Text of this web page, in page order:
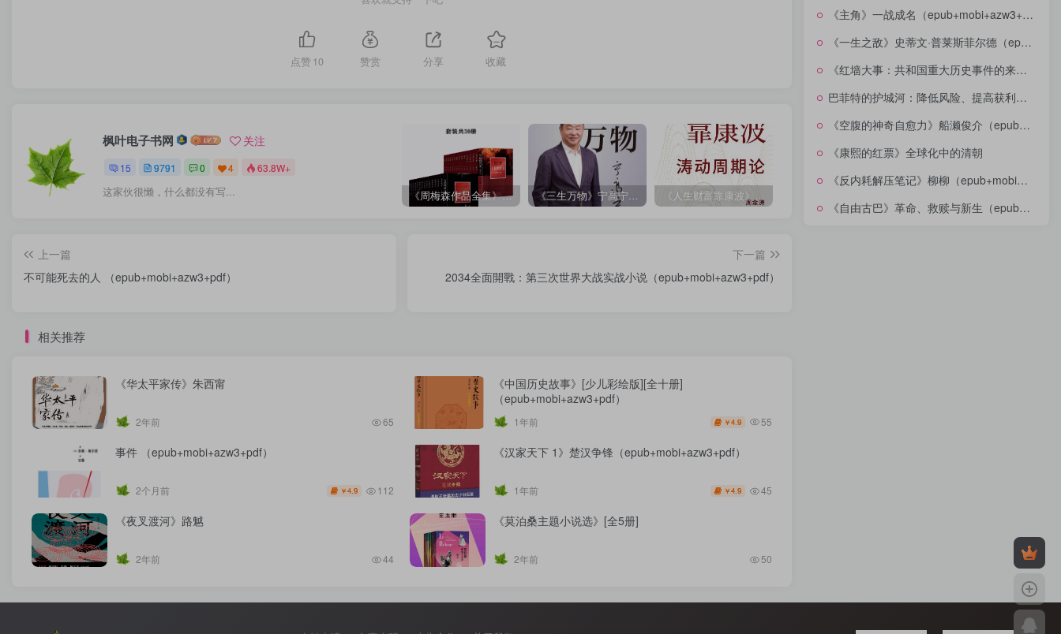
点赞 10 赞赏 分享 收藏
枫叶电子书网 关注
15 9791 0 4 63.8W+
这家伙很懒，什么都没有写... 《周梅森作品全集》[共30册] 《三生万物》宁高宁（epub+mobi+azw3+pdf） 《人生财富靠康波》波动周期论（epub+mobi+azw3+pdf）
上一篇
不可能死去的人 （epub+mobi+azw3+pdf）
下一篇
2034全面開戰：第三次世界大战实战小说（epub+mobi+azw3+pdf）
相关推荐
《华太平家传》朱西甯
2年前 65
《中国历史故事》[少儿彩绘版][全十册]
（epub+mobi+azw3+pdf）
1年前 ￥4.9 55
事件 （epub+mobi+azw3+pdf）
2个月前 ￥4.9 112
《汉家天下 1》楚汉争锋（epub+mobi+azw3+pdf）
1年前 ￥4.9 45
《夜叉渡河》路魆
2年前 44
《莫泊桑主题小说选》[全5册]
2年前 50
《主角》一战成名（epub+mobi+azw3+pdf）
《一生之敌》史蒂文·普莱斯菲尔德（epub+mobi+azw3+pdf）
《红墙大事：共和国重大历史事件的来龙去脉》（全二册）（pdf）
巴菲特的护城河：降低风险、提高获利的股市真规则(epub+azw3+mobi)
《空腹的神奇自愈力》船濑俊介（epub+mobi+azw3+pdf）
《康熙的红票》全球化中的清朝
《反内耗解压笔记》柳柳（epub+mobi+azw3+pdf）
《自由古巴》革命、救赎与新生（epub+mobi+azw3+pdf）